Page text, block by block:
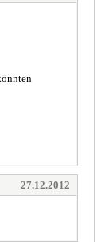
27.12.2012